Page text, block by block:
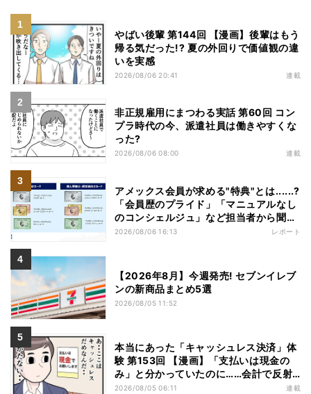
やばい後輩 第144回 【漫画】後輩はもう
帰る気だった!? 夏の外回りで価値観の違
いを実感
2026/08/06 20:41 連載
非正規雇用にまつわる実話 第60回 コン
プラ時代の今、派遣社員は働きやすくな
った?
2026/08/06 08:00 連載
アメックス会員が求める"特典"とは......?
「会員歴のプライド」「マニュアルなし
のコンシェルジュ」など担当者から聞い
た"裏話"も
2026/08/06 16:13 レポート
【2026年8月】今週発売! セブンイレブ
ンの新商品まとめ5選
2026/08/05 11:52
本当にあった「キャッシュレス決済」体
験 第153回 【漫画】「支払いは現金の
み」と分かっていたのに……会計で反射
的に出してしまったものは
2026/08/05 06:11 連載